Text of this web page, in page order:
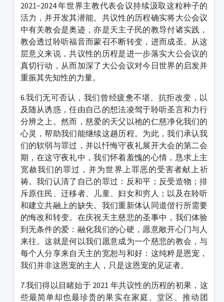
2021~2024 年世界主教代表会议持续汲取这粒种子的
活力，并开发其潜能。共议性的历程确实将大公会议
中有关教会是奥迹，亦是天主子民的教导付诸实践，
教会透过聆听福音而蒙召不断转变，进而成圣。从这
层意义来说，共议性的历程是进一步落实大公会议的
真切行动，从而加深了大公会议对今日世界的启发并
重振其先知性的力量。
6.我们无可否认，我们曾经疲惫不堪、抗拒改变，以
及随从诱惑，任由自己的想法凌驾于聆听圣言和力行
分辨之上。然而，慈爱的天父以祂的仁慈净化我们的
心灵，帮助我们能继续这趟历程。为此，我们承认我
们的软弱与罪过，并以忏悔守夜礼展开大会的第二会
期，在这守夜礼中，我们怀着羞愧的心情，恳求上主
宽赦我们的罪过，并为世界上罪恶的受害者献上祈
祷。我们认清了自己的罪过：反和平；反受造物；排
斥原住民、迁移者、儿童、妇女和穷人；以及在聆听
和建立共融上的缺失。我们重新体认同道偕行所需要
的悔改和转变。在庆祝天主慈悲的圣事中，我们体验
到无条件的爱：融化我们的心硬，愿意敞开心门与人
来往。这就是何以我们愿意成为一个慈悲的教会，与
每个人分享来自天主的宽恕与和好：这纯粹是恩宠，
我们并非这恩宠的主人，只是这恩宠的见证者。
7.我们得以目睹始于 2021 年共议性的历程的初果，这
些最简单却也最珍贵的果实在家庭、堂区、推动团